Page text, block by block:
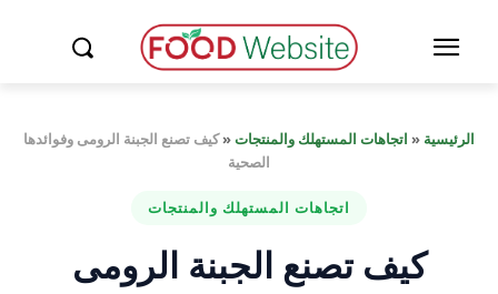
الرئيسية « اتجاهات المستهلك والمنتجات«كيف تصنع الجبنة الرومى وفوائدها
الصحية
اتجاهات المستهلك والمنتجات
كيف تصنع الجبنة الرومى